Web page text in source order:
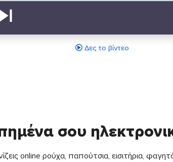
Δες το βίντεο
σου
online ρούχα, παπούτσια, εισιτήρια,